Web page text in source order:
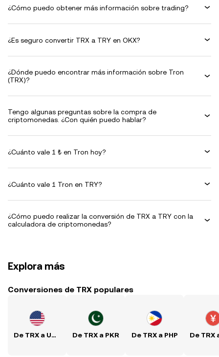
¿Cómo puedo obtener más información sobre trading?
¿Es seguro convertir TRX a TRY en OKX?
¿Dónde puedo encontrar más información sobre Tron
(TRX)?
Tengo algunas preguntas sobre la compra de
criptomonedas. ¿Con quién puedo hablar?
¿Cuánto vale 1 ₺ en Tron hoy?
¿Cuánto vale 1 Tron en TRY?
¿Cómo puedo realizar la conversión de TRX a TRY con la
calculadora de criptomonedas?
Explora más
Conversiones de TRX populares
De TRX a USD De TRX a PKR De TRX a PHP